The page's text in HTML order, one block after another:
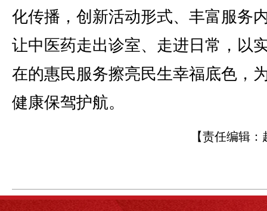
化传播，创新活动形式、丰富服务
让中医药走出诊室、走进日常，以
在的惠民服务擦亮民生幸福底色，
健康保驾护航。
【责任编辑：